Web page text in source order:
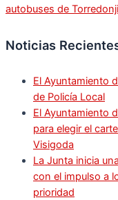
autobuses de
Noticias
El Ayuntamiento
de Policía Local
El Ayuntamiento
para elegir el
Visigoda
La Junta inicia
con el impulso a
prioridad